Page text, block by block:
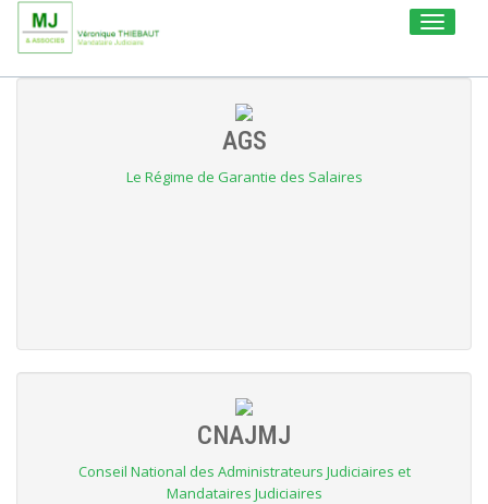
Toggle
AGS
Le Régime de Garantie des Salaires
CNAJMJ
Conseil National des Administrateurs Judiciaires et
Mandataires Judiciaires